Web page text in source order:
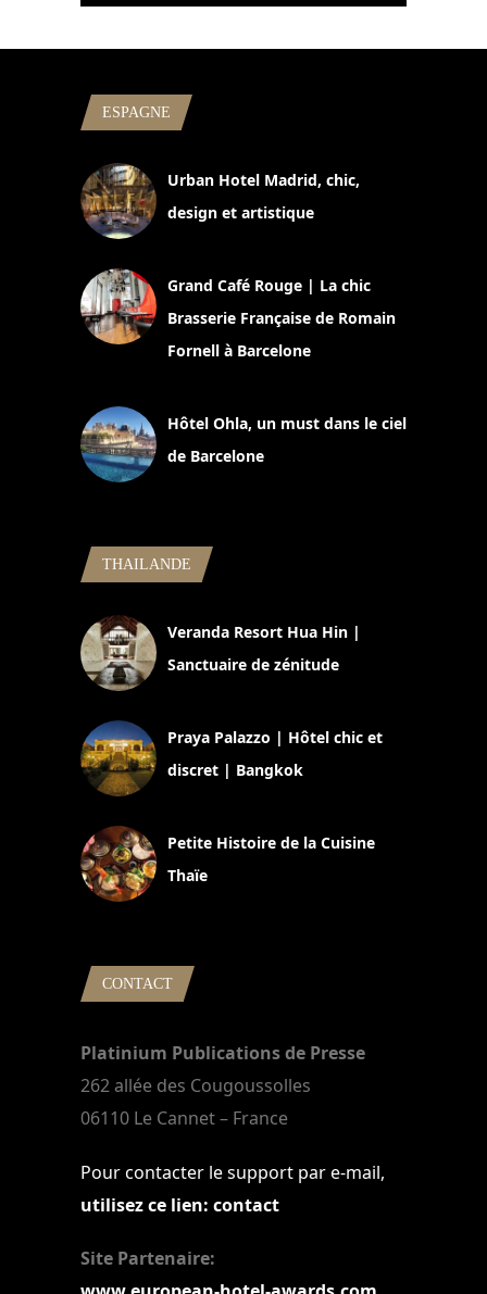
ESPAGNE
Urban Hotel Madrid, chic,
design et artistique
Grand Café Rouge | La chic
Brasserie Française de Romain
Fornell à Barcelone
Hôtel Ohla, un must dans le ciel
de Barcelone
THAILANDE
Veranda Resort Hua Hin |
Sanctuaire de zénitude
Praya Palazzo | Hôtel chic et
discret | Bangkok
Petite Histoire de la Cuisine
Thaïe
CONTACT
Platinium Publications de Presse
262 allée des Cougoussolles
06110 Le Cannet – France
Pour contacter le support par e-mail,
utilisez ce lien: contact
Site Partenaire: